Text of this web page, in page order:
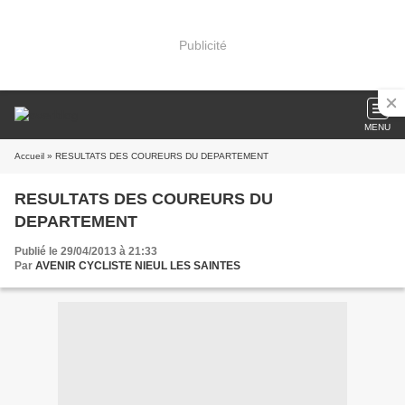
Publicité
MENU
Accueil » RESULTATS DES COUREURS DU DEPARTEMENT
RESULTATS DES COUREURS DU
DEPARTEMENT
Publié le 29/04/2013 à 21:33
Par AVENIR CYCLISTE NIEUL LES SAINTES